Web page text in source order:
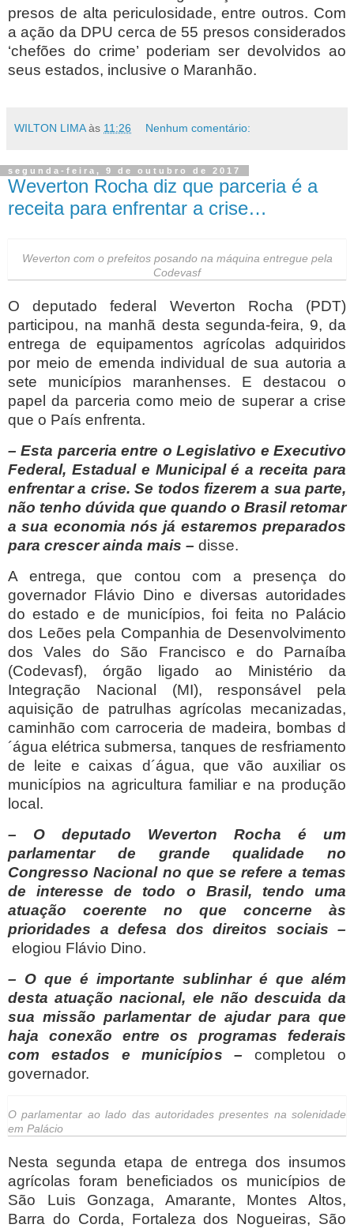
presos de alta periculosidade, entre outros. Com
a ação da DPU cerca de 55 presos considerados
‘chefões do crime’ poderiam ser devolvidos ao
seus estados, inclusive o Maranhão.
WILTON LIMA às 11:26 Nenhum comentário:
segunda-feira, 9 de outubro de 2017
Weverton Rocha diz que parceria é a
receita para enfrentar a crise…
Weverton com o prefeitos posando na máquina entregue pela
Codevasf
O deputado federal Weverton Rocha (PDT)
participou, na manhã desta segunda-feira, 9, da
entrega de equipamentos agrícolas adquiridos
por meio de emenda individual de sua autoria a
sete municípios maranhenses. E destacou o
papel da parceria como meio de superar a crise
que o País enfrenta.
– Esta parceria entre o Legislativo e Executivo
Federal, Estadual e Municipal é a receita para
enfrentar a crise. Se todos fizerem a sua parte,
não tenho dúvida que quando o Brasil retomar
a sua economia nós já estaremos preparados
para crescer ainda mais – disse.
A entrega, que contou com a presença do
governador Flávio Dino e diversas autoridades
do estado e de municípios, foi feita no Palácio
dos Leões pela Companhia de Desenvolvimento
dos Vales do São Francisco e do Parnaíba
(Codevasf), órgão ligado ao Ministério da
Integração Nacional (MI), responsável pela
aquisição de patrulhas agrícolas mecanizadas,
caminhão com carroceria de madeira, bombas d
´água elétrica submersa, tanques de resfriamento
de leite e caixas d´água, que vão auxiliar os
municípios na agricultura familiar e na produção
local.
– O deputado Weverton Rocha é um
parlamentar de grande qualidade no
Congresso Nacional no que se refere a temas
de interesse de todo o Brasil, tendo uma
atuação coerente no que concerne às
prioridades a defesa dos direitos sociais –
elogiou Flávio Dino.
– O que é importante sublinhar é que além
desta atuação nacional, ele não descuida da
sua missão parlamentar de ajudar para que
haja conexão entre os programas federais
com estados e municípios – completou o
governador.
O parlamentar ao lado das autoridades presentes na solenidade
em Palácio
Nesta segunda etapa de entrega dos insumos
agrícolas foram beneficiados os municípios de
São Luis Gonzaga, Amarante, Montes Altos,
Barra do Corda, Fortaleza dos Nogueiras, São